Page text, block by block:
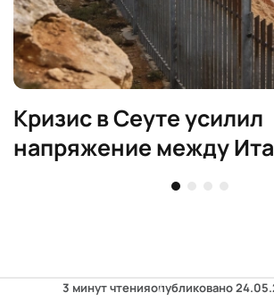
Кризис в Сеуте усилил
напряжение между
3 минут чтенияопубликовано